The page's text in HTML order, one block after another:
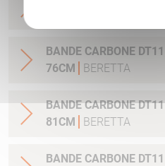
BANDE CARBONE
76CM
BERETTA
BANDE CARBONE
81CM
BERETTA
BANDE CARBONE